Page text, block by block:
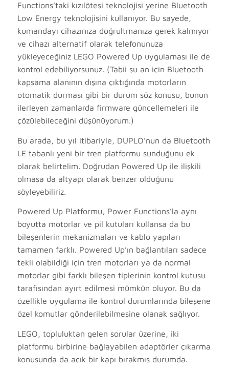
Functions’taki kızılötesi teknolojisi yerine Bluetooth
Low Energy teknolojisini kullanıyor. Bu sayede,
kumandayı cihazınıza doğrultmanıza gerek kalmıyor
ve cihazı alternatif olarak telefonunuza
yükleyeceğiniz LEGO Powered Up uygulaması ile de
kontrol edebiliyorsunuz. (Tabii şu an için Bluetooth
kapsama alanının dışına çıktığında motorların
otomatik durması gibi bir durum söz konusu, bunun
ilerleyen zamanlarda firmware güncellemeleri ile
çözülebileceğini düşünüyorum.)
Bu arada, bu yıl itibariyle, DUPLO’nun da Bluetooth
LE tabanlı yeni bir tren platformu sunduğunu ek
olarak belirtelim. Doğrudan Powered Up ile ilişkili
olmasa da altyapı olarak benzer olduğunu
söyleyebiliriz.
Powered Up Platformu, Power Functions’la aynı
boyutta motorlar ve pil kutuları kullansa da bu
bileşenlerin mekanizmaları ve kablo yapıları
tamamen farklı. Powered Up’ın bağlantıları sadece
tekli olabildiği için tren motorları ya da normal
motorlar gibi farklı bileşen tiplerinin kontrol kutusu
tarafısından ayırt edilmesi mümkün oluyor. Bu da
özellikle uygulama ile kontrol durumlarında bileşene
özel komutlar gönderilebilmesine olanak sağlıyor.
LEGO, topluluktan gelen sorular üzerine, iki
platformu birbirine bağlayabilen adaptörler çıkarma
konusunda da açık bir kapı bırakmış durumda.